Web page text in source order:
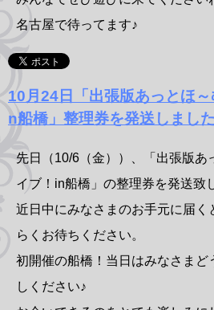
名古屋で待ってます♪
10月24日「出張版あっとほ
n船橋」整理券を発送しまし
先日（10/6（金））、「出張版あ
イブ！in船橋」の整理券を発送致
近日中にみなさまのお手元に届く
らくお待ちください。
初開催の船橋！当日はみなさまど
しください♪